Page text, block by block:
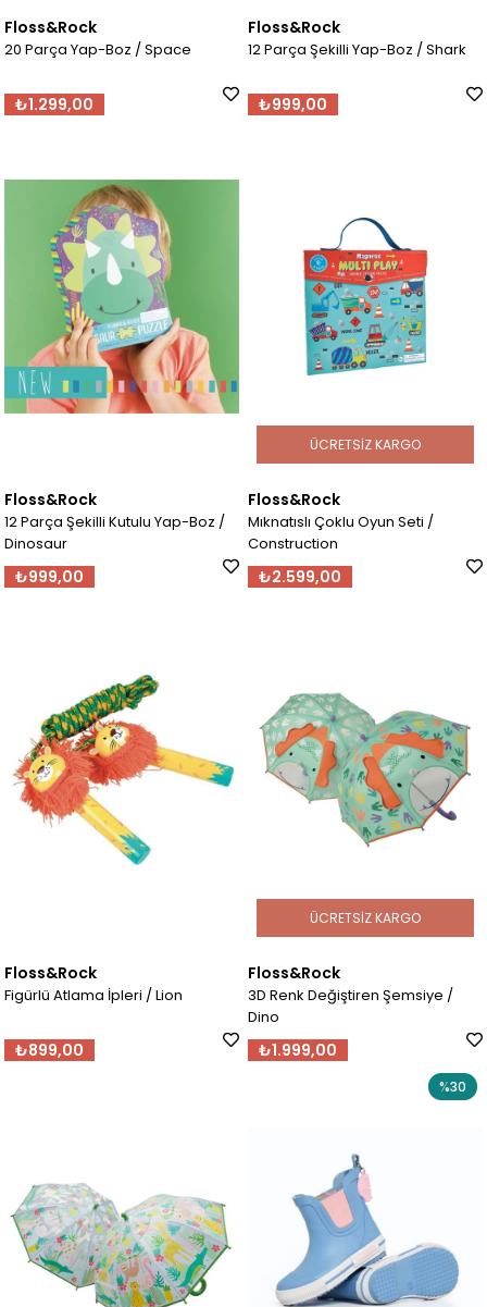
Floss&Rock
20 Parça Yap-Boz / Space
₺1.299,00
Floss&Rock
12 Parça Şekilli Yap-Boz / Shark
₺999,00
Floss&Rock
12 Parça Şekilli Kutulu Yap-Boz /
Dinosaur
₺999,00
Floss&Rock
Mıknatıslı Çoklu Oyun Seti /
Construction
₺2.599,00
ÜCRETSIZ KARGO
Floss&Rock
Figürlü Atlama İpleri / Lion
₺899,00
Floss&Rock
3D Renk Değiştiren Şemsiye /
Dino
₺1.999,00
ÜCRETSIZ KARGO
%30